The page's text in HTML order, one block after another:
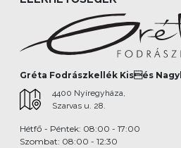
Gréta Fodrászkellék Kisés
4400 Nyíregyháza,
Szarvas u. 28.
Hétfő - Péntek: 08:00 - 17:00
Szombat: 08:00 - 12:30